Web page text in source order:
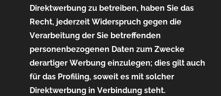
Direktwerbung zu betreiben, haben Sie das
Recht, jederzeit Widerspruch gegen die
Verarbeitung der Sie betreffenden
personenbezogenen Daten zum Zwecke
derartiger Werbung einzulegen; dies gilt auch
für das Profiling, soweit es mit solcher
Direktwerbung in Verbindung steht.